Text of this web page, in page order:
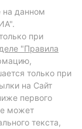
на данном
при
"Правила
только при
на Сайт
первого
может
текста,